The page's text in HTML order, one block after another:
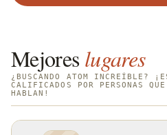
Mejores lugares
¿BUSCANDO ATOM INCREÍBLE?
CALIFICADOS POR PERSONAS
HABLAN!